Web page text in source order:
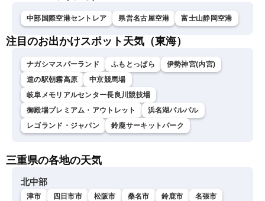
中部国際空港セントレア 県営名古屋空港 富士山静岡空港
注目のお出かけスポット天気（東海）
ナガシマスパーランド ふもとっぱら
伊勢神宮(内宮)
道の駅朝霧高原
中京競馬場
岐阜メモリアルセンター長良川競技場
御殿場プレミアム・アウトレット
浜名湖パルパル
レゴランド・ジャパン
鈴鹿サーキットパーク
三重県の各地の天気
北中部
津市 四日市市 松阪市 桑名市 鈴鹿市
名張市